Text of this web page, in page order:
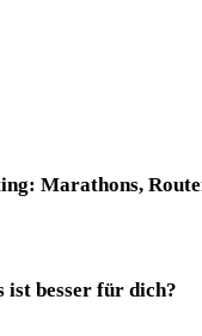
Marathons,
ist besser für dich?